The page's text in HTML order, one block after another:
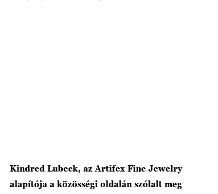
Kindred Lubeck, az Artifex Fine Jewelry
alapítója a közösségi oldalán szólalt meg